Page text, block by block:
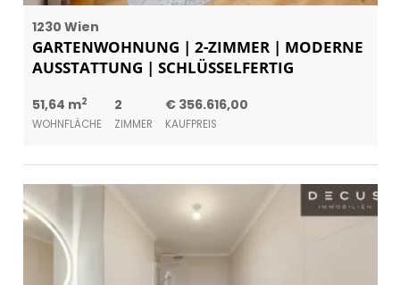
1230 Wien
GARTENWOHNUNG | 2-ZIMMER | MODERNE
AUSSTATTUNG | SCHLÜSSELFERTIG
51,64 m2
WOHNFLÄCHE
2
ZIMMER
€ 356.616,00
KAUFPREIS